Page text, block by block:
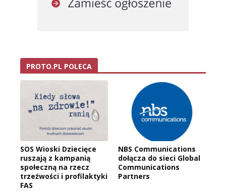
PROTO.PL POLECA
SOS Wioski Dziecięce
ruszają z kampanią
społeczną na rzecz
trzeźwości i profilaktyki
FAS
NBS Communications
dołącza do sieci Global
Communications
Partners